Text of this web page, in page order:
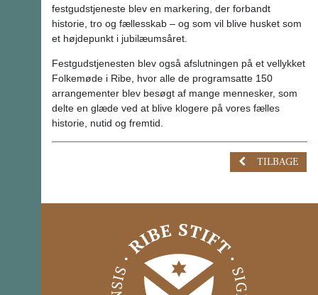
festgudstjeneste blev en markering, der forbandt
historie, tro og fællesskab – og som vil blive husket som
et højdepunkt i jubilæumsåret.
Festgudstjenesten blev også afslutningen på et vellykket
Folkemøde i Ribe, hvor alle de programsatte 150
arrangementer blev besøgt af mange mennesker, som
delte en glæde ved at blive klogere på vores fælles
historie, nutid og fremtid.
TILBAGE